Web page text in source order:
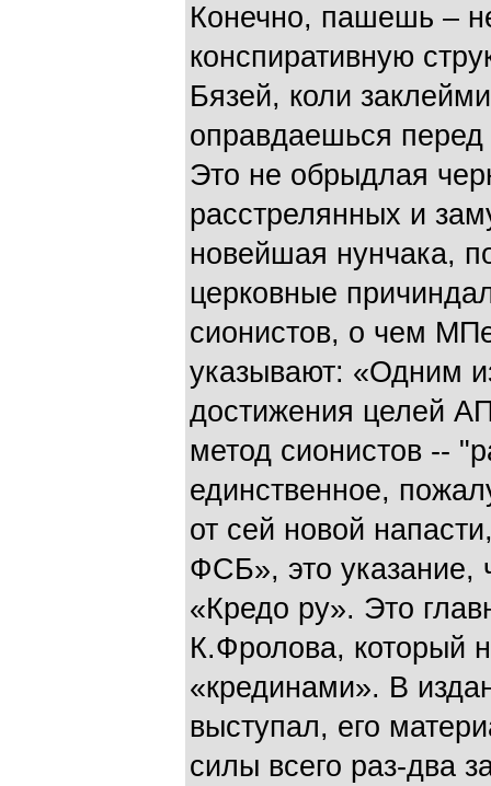
Конечно, пашешь –
конспиративную
Бязей, коли
оправдаешься
Это не обрыдлая
расстрелянных и
новейшая нунчака,
церковные
сионистов, о чем
указывают: «Одним
достижения целей
метод сионистов --
единственное,
от сей новой
ФСБ», это указание,
«Кредо ру». Это
К.Фролова, который
«крединами». В
выступал, его
силы всего раз-два